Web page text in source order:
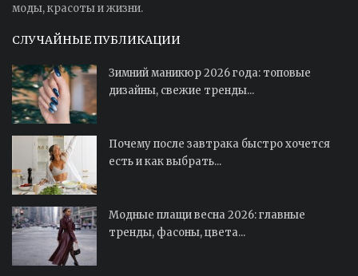
моды, красоты и жизни.
СЛУЧАЙНЫЕ ПУБЛИКАЦИИ
Зимний маникюр 2026 года: топовые
дизайны, свежие тренды...
Почему после завтрака быстро хочется
есть и как выбрать...
Модные плащи весна 2026: главные
тренды, фасоны, цвета...